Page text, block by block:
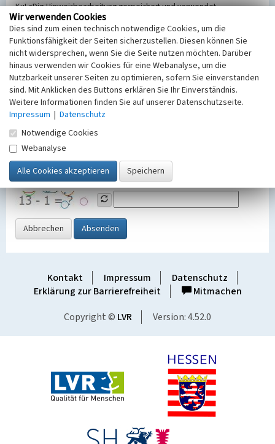
KuLaDig-Hinweisbearbeitung gespeichert und verwendet.
Selbstverständlich werden diese entsprechend der Vorschriften des
Telemediengesetzes, des Datenschutzgesetzes NRW und der seit
dem 25.05.2018 gültigen Europäischen Datenschutzgrundverordnung
(EU-DSGVO) vertraulich behandelt, beachten Sie bitte unsere
Hinweise zumDatenschutz
Nachricht
SicherheitsabfrageTragen Sie unten das Rechenergebnis aus der
Grafik ein
Abbrechen Absenden
Kontakt Impressum
Datenschutz
Erklärung zur Barrierefreiheit
Mitmachen
Copyright © LVR Version: 4.52.0
Wir verwenden Cookies
Dies sind zum einen technisch notwendige Cookies, um die
Funktionsfähigkeit der Seiten sicherzustellen. Diesen können Sie
nicht widersprechen, wenn Sie die Seite nutzen möchten. Darüber
hinaus verwenden wir Cookies für eine Webanalyse, um die
Nutzbarkeit unserer Seiten zu optimieren, sofern Sie einverstanden
sind. Mit Anklicken des Buttons erklären Sie Ihr Einverständnis.
Weitere Informationen finden Sie auf unserer Datenschutzseite.
Impressum | Datenschutz
Notwendige Cookies
Webanalyse